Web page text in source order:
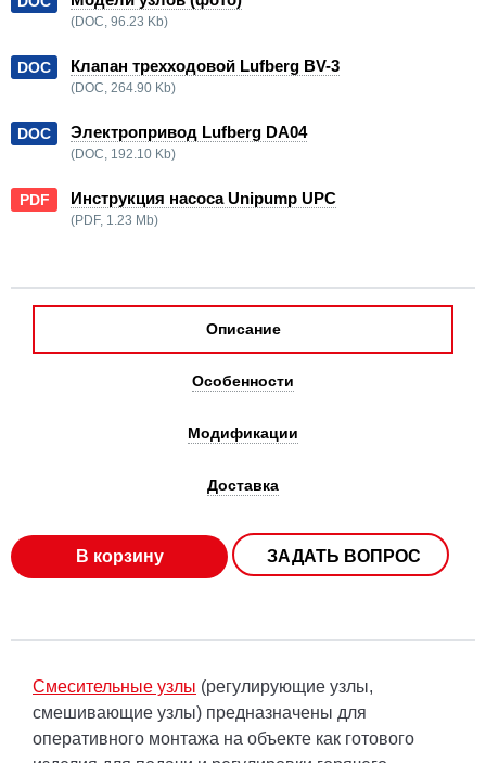
(DOC, 96.23 Kb)
DOC Клапан трехходовой Lufberg BV-3
(DOC, 264.90 Kb)
DOC Электропривод Lufberg DA04
(DOC, 192.10 Kb)
PDF Инструкция насоса Unipump UPC
(PDF, 1.23 Mb)
Описание
Особенности
Модификации
Доставка
В корзину ЗАДАТЬ ВОПРОС
Смесительные узлы (регулирующие узлы,
смешивающие узлы) предназначены для
оперативного монтажа на объекте как готового